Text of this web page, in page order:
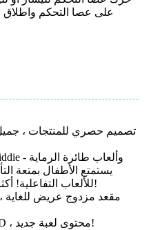
على عصا التحكم واطلاق
يستمتع الأطفال بمتعة
للألعاب التفاعلية! أكثر إثارة للاهتمام ، دخل مرتفع أكثر!
4. شاشة 17 بوصة ، شاشة 3D HD ، محتوى لعبة جديد!